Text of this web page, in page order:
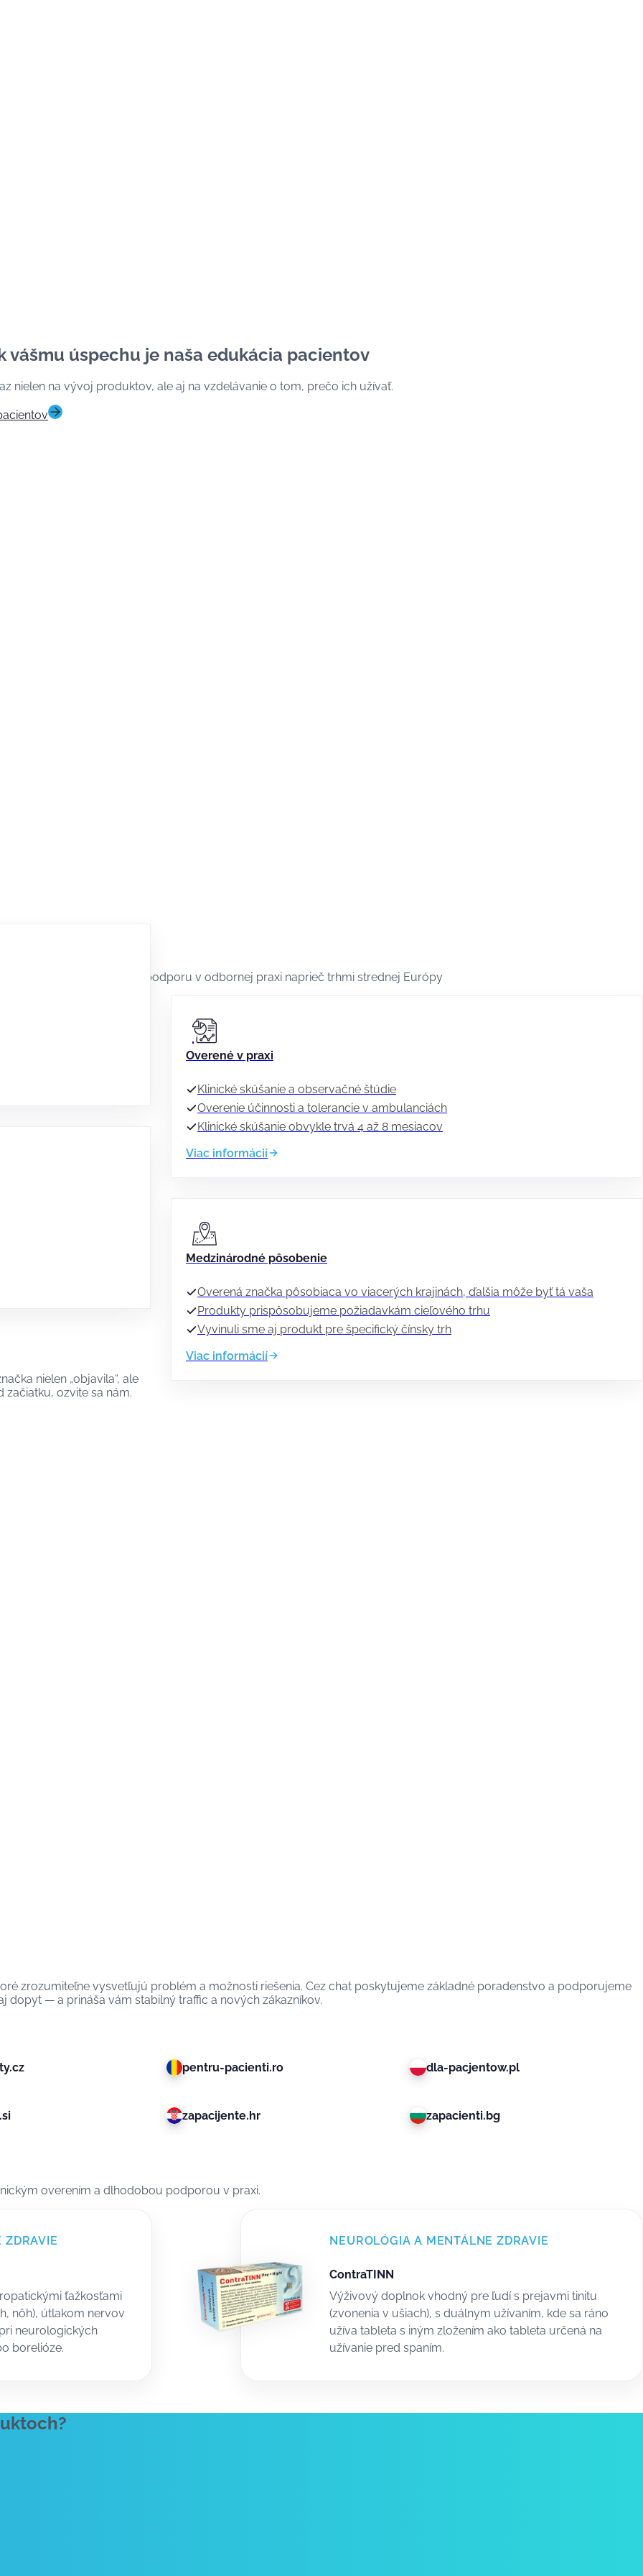
vášmu úspechu je naša edukácia pacientov
nielen na vývoj produktov, ale aj na vzdelávanie o tom, prečo ich užívať.
od receptúry po dlhodobú podporu v odbornej praxi naprieč trhmi strednej Európy
Overené v praxi
Klinické skúšanie a observačné štúdie
Overenie účinnosti a tolerancie v ambulanciách
Klinické skúšanie obvykle trvá 4 až 8 mesiacov
Viac informácií
Medzinárodné pôsobenie
Overená značka pôsobiaca vo viacerých krajinách, ďalšia môže byť tá vaša
Produkty prispôsobujeme požiadavkám cieľového trhu
Vyvinuli sme aj produkt pre špecifický čínsky trh
Viac informácií
nielen „objavila“, ale
začiatku, ozvite sa nám.
zrozumiteľne vysvetľujú problém a možnosti riešenia. Cez chat poskytujeme základné poradenstvo a podporujeme
dopyt — a prináša vám stabilný traffic a nových zákazníkov.
pentru-pacienti.ro dla-pacjentow.pl
zapacijente.hr zapacienti.bg
overením a dlhodobou podporou v praxi.
ZDRAVIE
ťažkosťami
nôh), útlakom nervov
neurologických
borelióze.
NEUROLÓGIA A MENTÁLNE ZDRAVIE
ContraTINN
Výživový doplnok vhodný pre ľudí s prejavmi tinitu
(zvonenia v ušiach), s duálnym užívaním, kde sa ráno
užíva tableta s iným zložením ako tableta určená na
užívanie pred spaním.